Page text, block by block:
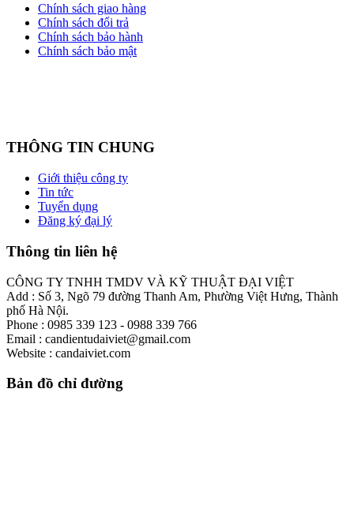
Chính sách giao hàng
Chính sách đổi trả
Chính sách bảo hành
Chính sách bảo mật
THÔNG TIN CHUNG
Giới thiệu công ty
Tin tức
Tuyển dụng
Đăng ký đại lý
Thông tin liên hệ
CÔNG TY TNHH TMDV VÀ KỸ THUẬT ĐẠI VIỆT
Add : Số 3, Ngõ 79 đường Thanh Am, Phường Việt Hưng, Thành
phố Hà Nội.
Phone : 0985 339 123 - 0988 339 766
Email : candientudaiviet@gmail.com
Website : candaiviet.com
Bản đồ chỉ đường